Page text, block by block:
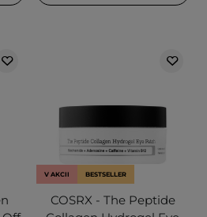
V AKCII BESTSELLER
COSRX - The Peptide